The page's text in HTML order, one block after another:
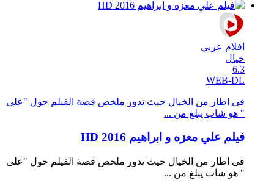
افلام عربي
خيال
6.3
WEB-DL
فى اطار من الخيال حيث تدور ملخص قصة الفيلم حول "على
" هو شاب يبلغ من ...
فيلم علي معزه و ابراهيم 2016 HD
فى اطار من الخيال حيث تدور ملخص قصة الفيلم حول "على
" هو شاب يبلغ من ...